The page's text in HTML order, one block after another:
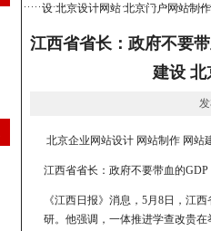
设 北京设计网站 北京门户网站制
江西省省长：政府不要
建设 北
北京企业网站设计 网站制作 网站
江西省省长：政府不要带血的
《江西日报》消息，5月8日，江
研。他强调，一体推进学查改贵